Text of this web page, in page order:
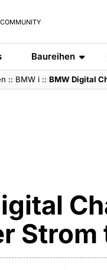
Baureihen
:: BMW i ::BMW Digital
Strom